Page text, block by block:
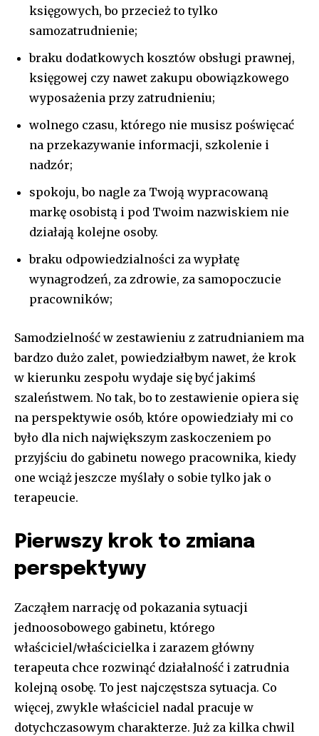
księgowych, bo przecież to tylko
samozatrudnienie;
braku dodatkowych kosztów obsługi prawnej,
księgowej czy nawet zakupu obowiązkowego
wyposażenia przy zatrudnieniu;
wolnego czasu, którego nie musisz poświęcać
na przekazywanie informacji, szkolenie i
nadzór;
spokoju, bo nagle za Twoją wypracowaną
markę osobistą i pod Twoim nazwiskiem nie
działają kolejne osoby.
braku odpowiedzialności za wypłatę
wynagrodzeń, za zdrowie, za samopoczucie
pracowników;
Samodzielność w zestawieniu z zatrudnianiem ma
bardzo dużo zalet, powiedziałbym nawet, że krok
w kierunku zespołu wydaje się być jakimś
szaleństwem. No tak, bo to zestawienie opiera się
na perspektywie osób, które opowiedziały mi co
było dla nich największym zaskoczeniem po
przyjściu do gabinetu nowego pracownika, kiedy
one wciąż jeszcze myślały o sobie tylko jak o
terapeucie.
Pierwszy krok to zmiana
perspektywy
Zacząłem narrację od pokazania sytuacji
jednoosobowego gabinetu, którego
właściciel/właścicielka i zarazem główny
terapeuta chce rozwinąć działalność i zatrudnia
kolejną osobę. To jest najczęstsza sytuacja. Co
więcej, zwykle właściciel nadal pracuje w
dotychczasowym charakterze. Już za kilka chwil